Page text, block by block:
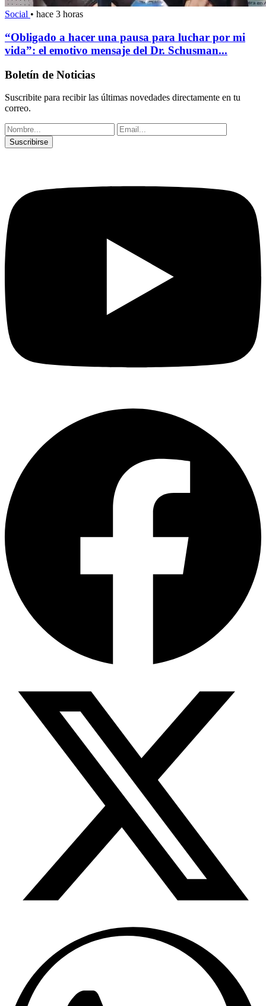
Social • hace 3 horas
“Obligado a hacer una pausa para luchar por mi
vida”: el emotivo mensaje del Dr. Schusman...
Boletín de Noticias
Suscribite para recibir las últimas novedades directamente en tu
correo.
Suscribirse